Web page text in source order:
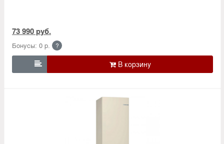
73 990 руб.
Бонусы: 0 р. ?
